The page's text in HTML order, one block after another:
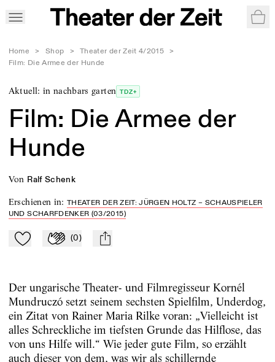
Home > Shop > Theater der Zeit 4/2015
>
Film: Die Armee der Hunde
Aktuell: in nachbars garten TDZ+
Film: Die Armee der
Hunde
von Ralf Schenk
Erschienen in:THEATER DER ZEIT: JÜRGEN HOLTZ – SCHAUSPIELER
UND SCHARFDENKER (03/2015)
Zu Mein-TdZ hinzufügen
Applaudieren
(0) mail
Der ungarische Theater- und Filmregisseur Kornél
Mundruczó setzt seinem sechsten Spielfilm, Underdog,
ein Zitat von Rainer Maria Rilke voran: „Vielleicht ist
alles Schreckliche im tiefsten Grunde das Hilflose, das
von uns Hilfe will.“ Wie jeder gute Film, so erzählt
auch dieser von dem, was wir als schillernde